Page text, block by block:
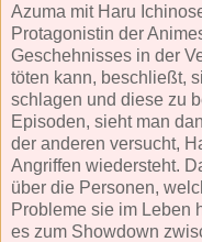
Azuma mit Haru
Protagonistin der
Geschehnisses in der
töten kann, beschließt,
schlagen und diese zu
Episoden, sieht man
der anderen versucht,
Angriffen wiedersteht.
über die Personen,
Probleme sie im Leben
es zum Showdown